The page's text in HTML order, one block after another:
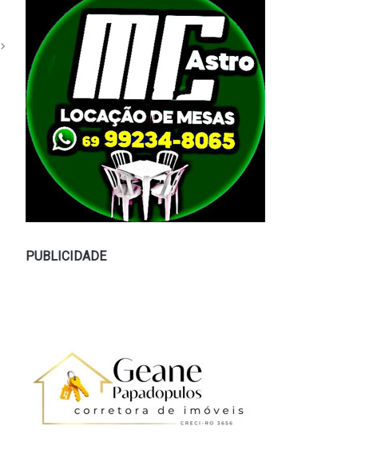
PUBLICIDADE